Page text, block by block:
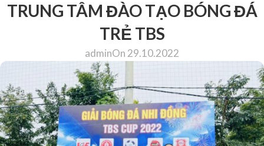
TRUNG TÂM ĐÀO TẠO BÓNG ĐÁ
TRẺ TBS
adminOn 29.10.2022